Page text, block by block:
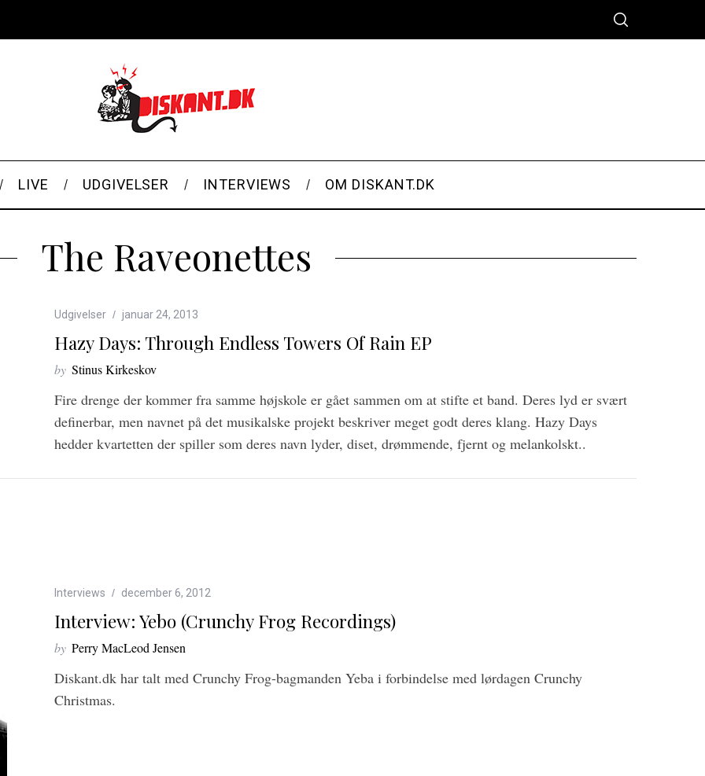
LIVE UDGIVELSER INTERVIEWS OM DISKANT.DK
The Raveonettes
Udgivelser januar 24, 2013
Hazy Days: Through Endless Towers Of Rain EP
by Stinus Kirkeskov
Fire drenge der kommer fra samme højskole er gået sammen om at stifte et band. Deres lyd er svært
definerbar, men navnet på det musikalske projekt beskriver meget godt deres klang. Hazy Days
hedder kvartetten der spiller som deres navn lyder, diset, drømmende, fjernt og melankolskt..
Interviews december 6, 2012
Interview: Yebo (Crunchy Frog Recordings)
by Perry MacLeod Jensen
Diskant.dk har talt med Crunchy Frog-bagmanden Yeba i forbindelse med lørdagen Crunchy
Christmas.